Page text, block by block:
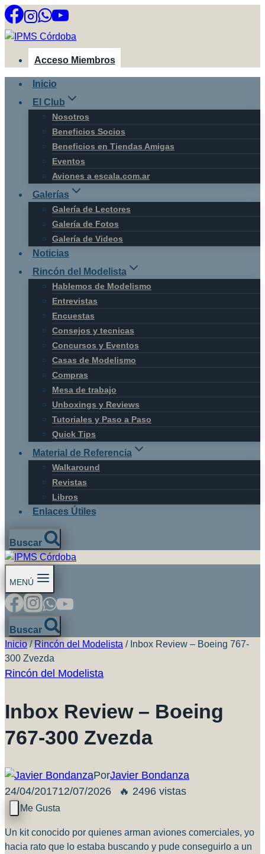
Saltar
al
contenido
Acceso Miembros
Inicio
El Club
Nosotros
Beneficios Socios
Beneficios en Tiendas Amigas
Eventos
Aviones a escala.com.ar
Galerías
Galería de Lectores
Galería de Fotos
Galería de Videos
Noticias
Rincón del Modelista
Hablemos de Modelismo
Entrevistas
Encuestas
Consejos y tecnicas
Concursos y Eventos
Casas de Modelismo
Compras
Mesa de trabajo
Unboxings y Reviews
Tutoriales y Paso a Paso
Quick Tips
Material de Referencia
Walkaround
Revistas
Libros
Enlaces Útiles
Buscar
MENÚ
Buscar
Inicio / Rincón del Modelista / Inbox Review – Boeing 767-
300 Zvezda
Rincón del Modelista
Inbox Review – Boeing
767-300 Zvezda
PorJavier Bondanza
24/04/201712/07/2026 🔥 2496 vistas
Un kit conocido por quienes arman aviones comerciales, yo
hacia rato que lo estaba buscando y pude conseguirlo a un